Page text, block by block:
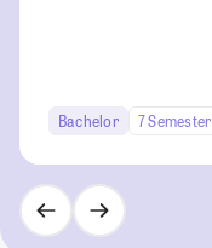
Bachelor 7 Semester